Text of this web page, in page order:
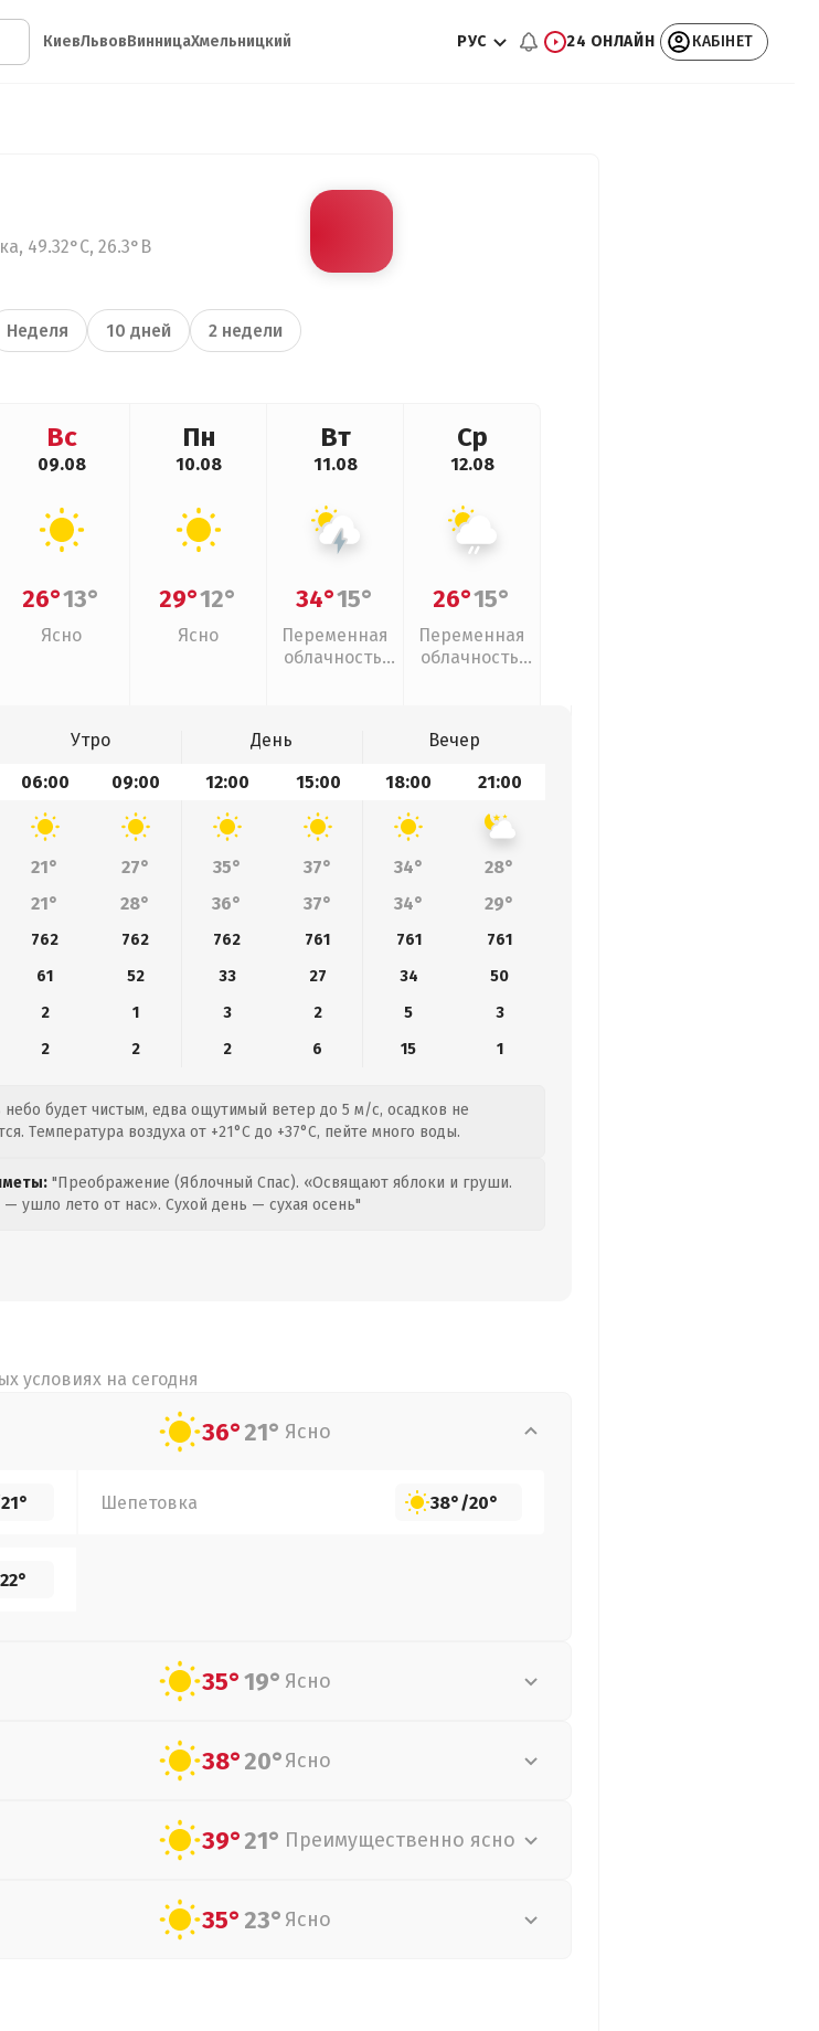
КиевЛьвовВинницаХмельницкий РУС 24 ОНЛАЙН КАБІНЕТ
49.32°С, 26.3°В
Неделя 10 дней 2 недели
Вс
09.08
26°13°
Ясно
Пн
10.08
29°12°
Ясно
Вт
11.08
34°15°
Переменная
облачность,
Ср
12.08
26°15°
Переменная
облачность,
Утро День
Вечер
06:00 09:00 12:00 15:00 18:00 21:00
21° 27° 35° 37° 34°
28°
21° 28° 36° 37° 34° 29°
762 762 762 761 761
761
61 52 33 27 34
50
2 1 3 2 5
3
2 2 2 6 15 1
небо будет чистым, едва ощутимый ветер до 5 м/с, осадков не
Температура воздуха от +21°C до +37°C, пейте много воды.
"Преображение (Яблочный Спас). «Освящают яблоки и груши.
ушло лето от нас». Сухой день — сухая осень"
условиях на сегодня
36°21° Ясно
21° Шепетовка 38°/20°
22°
35°19° Ясно
38°20°Ясно
39°21° Преимущественно ясно
35°23° Ясно